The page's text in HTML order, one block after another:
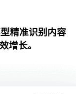
精准识别内容
增长。